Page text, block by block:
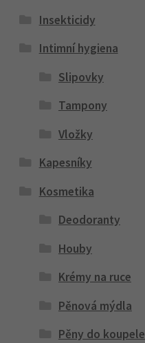
Insekticidy
Intimní hygiena
Slipovky
Tampony
Vložky
Kapesníky
Kosmetika
Deodoranty
Houby
Krémy na ruce
Pěnová mýdla
Pěny do koupele